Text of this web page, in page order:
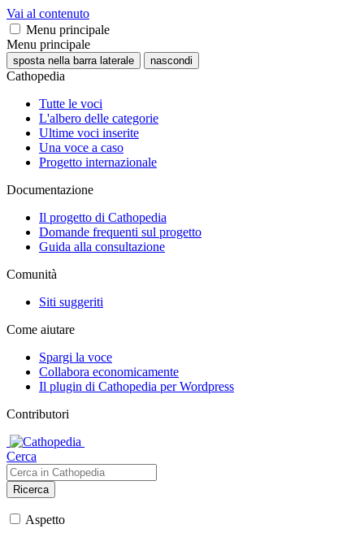
Vai al contenuto
Menu principale
Menu principale
sposta nella barra laterale nascondi
Cathopedia
Tutte le voci
L'albero delle categorie
Ultime voci inserite
Una voce a caso
Progetto internazionale
Documentazione
Il progetto di Cathopedia
Domande frequenti sul progetto
Guida alla consultazione
Comunità
Siti suggeriti
Come aiutare
Spargi la voce
Collabora economicamente
Il plugin di Cathopedia per Wordpress
Contributori
Cerca
Ricerca
Aspetto